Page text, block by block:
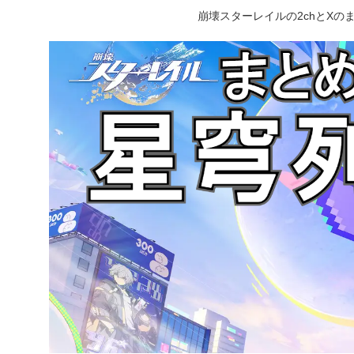
崩壊スターレイルの2chとXの